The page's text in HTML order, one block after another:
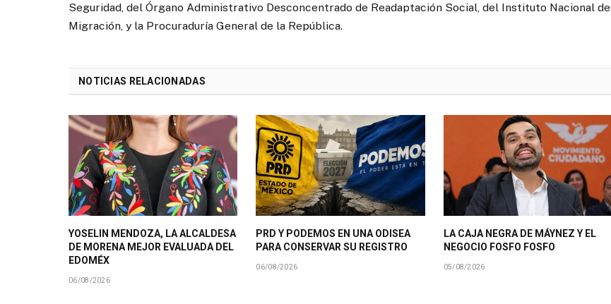
Seguridad, del Órgano Administrativo Desconcentrado de Readaptación Social, del Instituto Nacional de
Migración, y la Procuraduría General de la República.
NOTICIAS RELACIONADAS
YOSELIN MENDOZA, LA ALCALDESA
DE MORENA MEJOR EVALUADA DEL
EDOMÉX
06/08/2026
PRD Y PODEMOS EN UNA ODISEA
PARA CONSERVAR SU REGISTRO
06/08/2026
LA CAJA NEGRA DE MÁYNEZ Y EL
NEGOCIO FOSFO FOSFO
05/08/2026